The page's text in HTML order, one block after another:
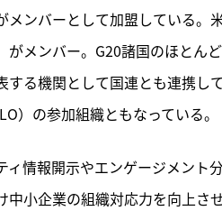
ンバーとして加盟している。
メンバー。G20諸国のほとん
る機関として国連とも連携し
）の参加組織ともなっている。
情報開示やエンゲージメント
小企業の組織対応力を向上さ